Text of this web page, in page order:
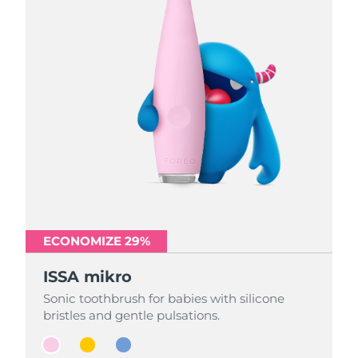
ECONOMIZE 29%
ISSA mikro
Sonic toothbrush for babies with silicone
bristles and gentle pulsations.
ECONOMIZE 29%
ISSA mikro
Sonic toothbrush for babies with silicone
bristles and gentle pulsations.
ECONOMIZE 29%
ISSA mikro
Sonic toothbrush for babies with silicone
bristles and gentle pulsations.